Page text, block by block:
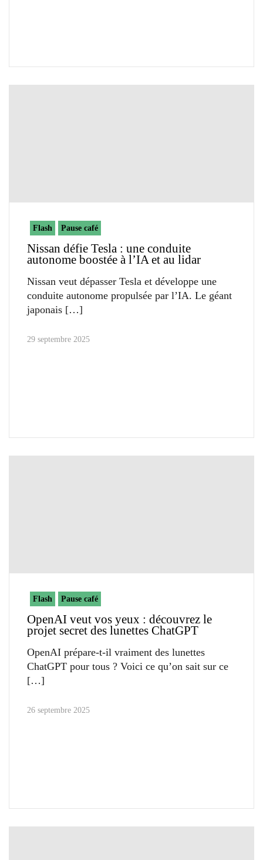
Flash Pause café
Nissan défie Tesla : une conduite
autonome boostée à l’IA et au lidar
Nissan veut dépasser Tesla et développe une
conduite autonome propulsée par l’IA. Le géant
japonais
29 septembre 2025
Flash Pause café
OpenAI veut vos yeux : découvrez le
projet secret des lunettes ChatGPT
OpenAI prépare-t-il vraiment des lunettes
ChatGPT pour tous ? Voici ce qu’on sait sur ce
26 septembre 2025